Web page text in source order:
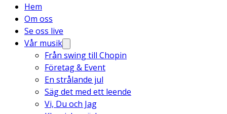
Hem
Om oss
Se oss live
Vår musik
Från swing till Chopin
Företag & Event
En strålande jul
Säg det med ett leende
Vi, Du och Jag